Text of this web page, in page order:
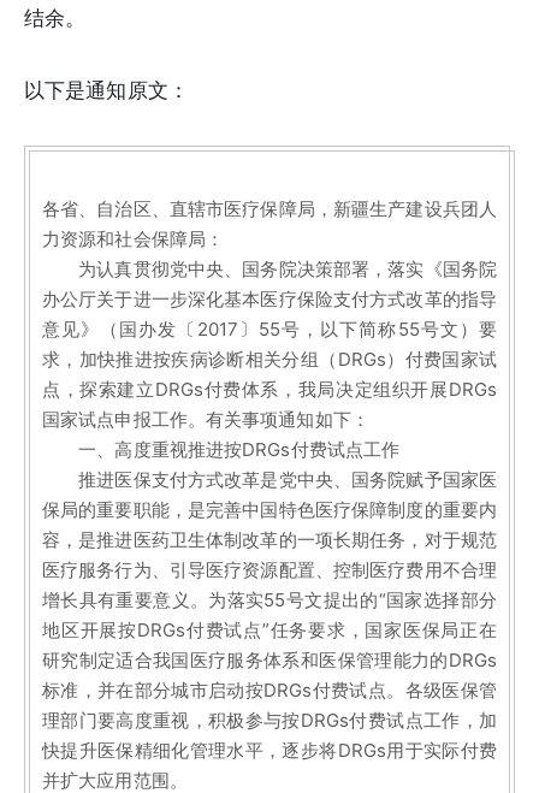
结余。
以下是通知原文：
各省、自治区、直辖市医疗保障局，新疆生产建设兵团人
力资源和社会保障局：
为认真贯彻党中央、国务院决策部署，落实《国务院
办公厅关于进一步深化基本医疗保险支付方式改革的指导
意见》（国办发〔2017〕55号，以下简称55号文）要
求，加快推进按疾病诊断相关分组（DRGs）付费国家试
点，探索建立DRGs付费体系，我局决定组织开展DRGs
国家试点申报工作。有关事项通知如下：
一、高度重视推进按DRGs付费试点工作
推进医保支付方式改革是党中央、国务院赋予国家医
保局的重要职能，是完善中国特色医疗保障制度的重要内
容，是推进医药卫生体制改革的一项长期任务，对于规范
医疗服务行为、引导医疗资源配置、控制医疗费用不合理
增长具有重要意义。为落实55号文提出的“国家选择部分
地区开展按DRGs付费试点”任务要求，国家医保局正在
研究制定适合我国医疗服务体系和医保管理能力的DRGs
标准，并在部分城市启动按DRGs付费试点。各级医保管
理部门要高度重视，积极参与按DRGs付费试点工作，加
快提升医保精细化管理水平，逐步将DRGs用于实际付费
并扩大应用范围。